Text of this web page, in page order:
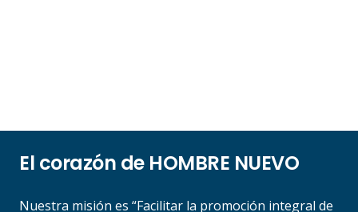
El corazón de HOMBRE NUEVO
Nuestra misión es “Facilitar la promoción integral de